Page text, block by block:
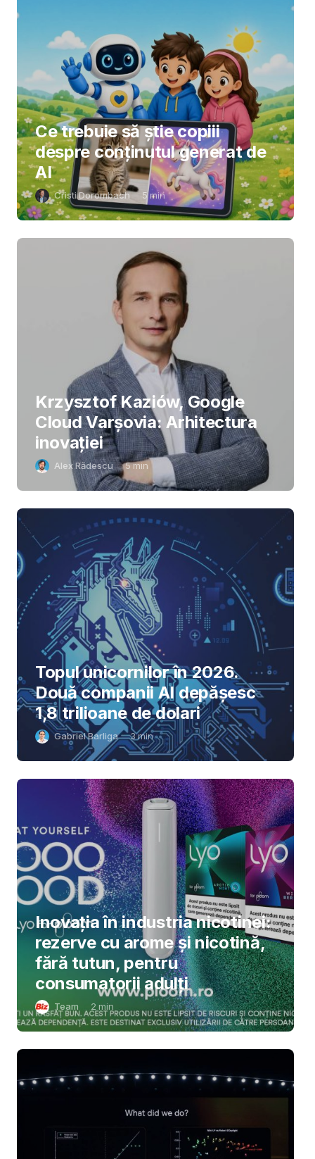
Ce trebuie să știe copiii
despre conținutul generat de
AI
Cristi Dorombach 5 min
Krzysztof Kaziów, Google
Cloud Varșovia: Arhitectura
inovaţiei
Alex Rădescu 5min
Topul unicornilor în 2026.
Două companii AI depășesc
1,8 trilioane de dolari
Gabriel Barliga 3min
Inovația în industria nicotinei:
rezerve cu arome și nicotină,
fără tutun, pentru
consumatorii adulți
Team 2 min